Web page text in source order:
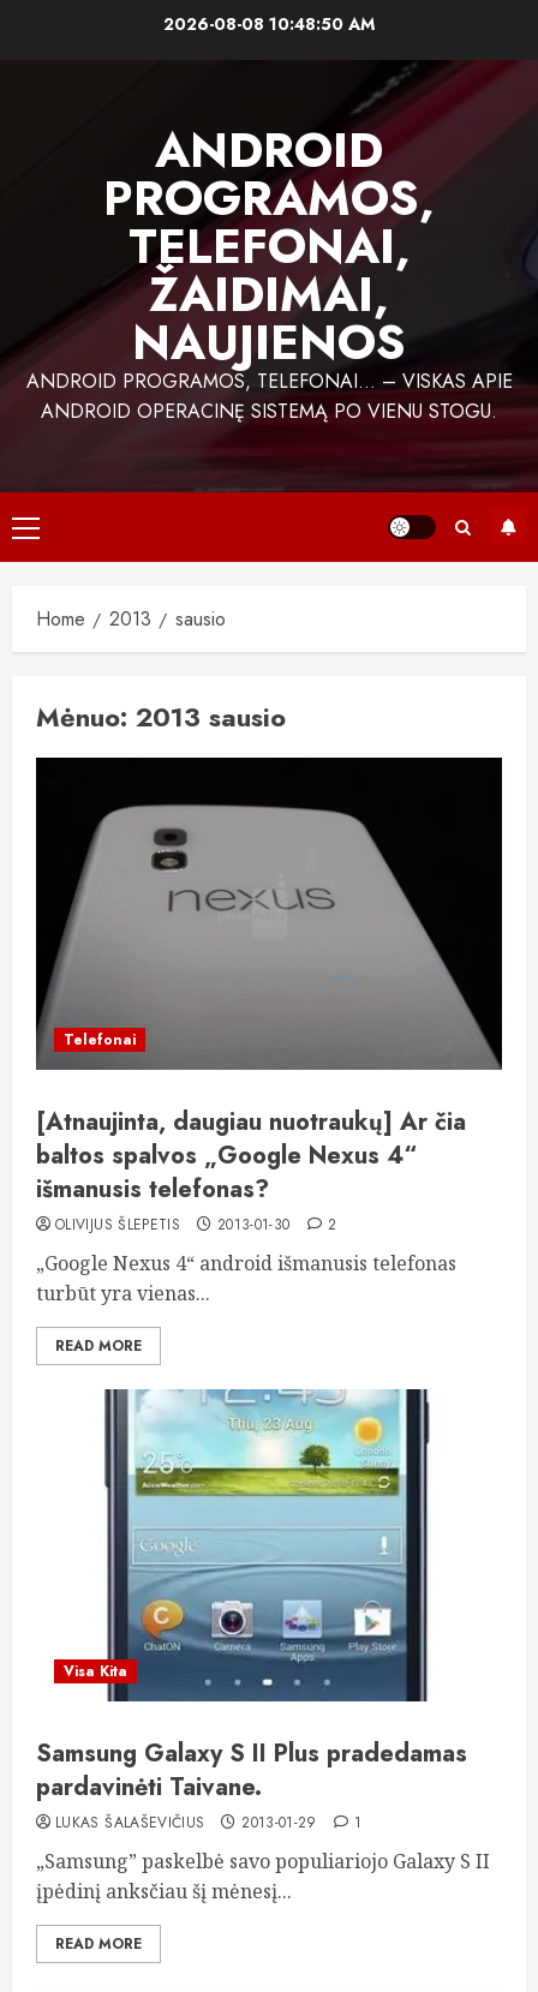
2026-08-0810:48:51 AM
ANDROID
PROGRAMOS,
TELEFONAI,
ŽAIDIMAI,
NAUJIENOS
ANDROID PROGRAMOS, TELEFONAI… – VISKAS APIE
ANDROID OPERACINĘ SISTEMĄ PO VIENU STOGU.
Primary
Menu
Home 2013 sausio
Mėnuo: 2013 sausio
Telefonai
[Atnaujinta, daugiau nuotraukų] Ar čia
baltos spalvos „Google Nexus 4“
išmanusis telefonas?
OLIVIJUS ŠLEPETIS 2013-01-30 2
„Google Nexus 4“ android išmanusis telefonas
turbūt yra vienas...
READ MORE
Visa Kita
Samsung Galaxy S II Plus pradedamas
pardavinėti Taivane.
LUKAS ŠALAŠEVIČIUS 2013-01-29 1
„Samsung” paskelbė savo populiariojo Galaxy S II
įpėdinį anksčiau šį mėnesį...
READ MORE